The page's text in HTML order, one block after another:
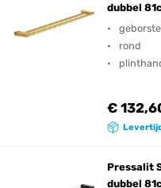
dubbel
rond
€
Pressalit
dubbel